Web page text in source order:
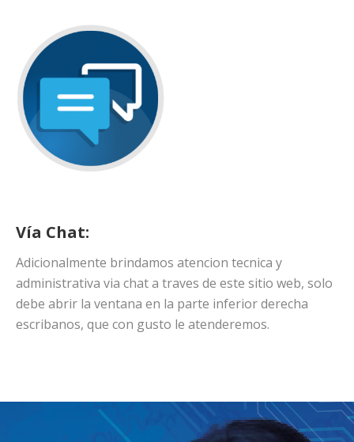
Vía Chat:
Adicionalmente brindamos atencion tecnica y
administrativa via chat a traves de este sitio web, solo
debe abrir la ventana en la parte inferior derecha
escribanos, que con gusto le atenderemos.